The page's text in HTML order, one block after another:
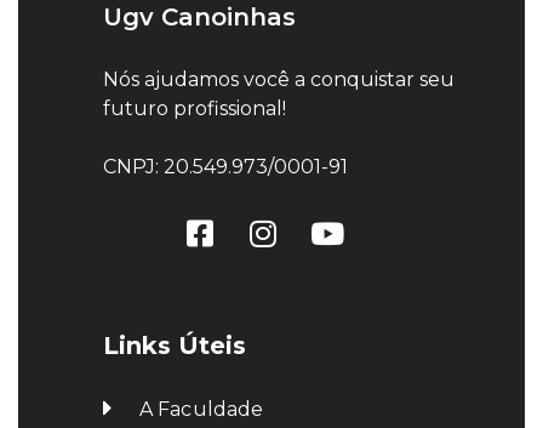
Ugv Canoinhas
Nós ajudamos você a conquistar seu
futuro profissional!
CNPJ: 20.549.973/0001-91
Links Úteis
A Faculdade